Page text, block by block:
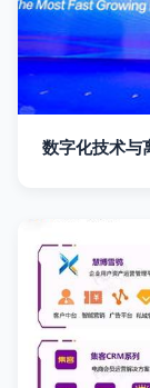
数字化技术与